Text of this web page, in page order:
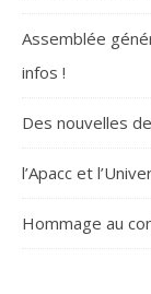
Assemblée
infos !
Des nouvelles
l’Apacc et
Hommage au